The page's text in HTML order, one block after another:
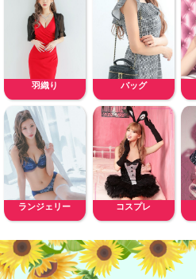
羽織り バッグ
ランジェリー コスプレ